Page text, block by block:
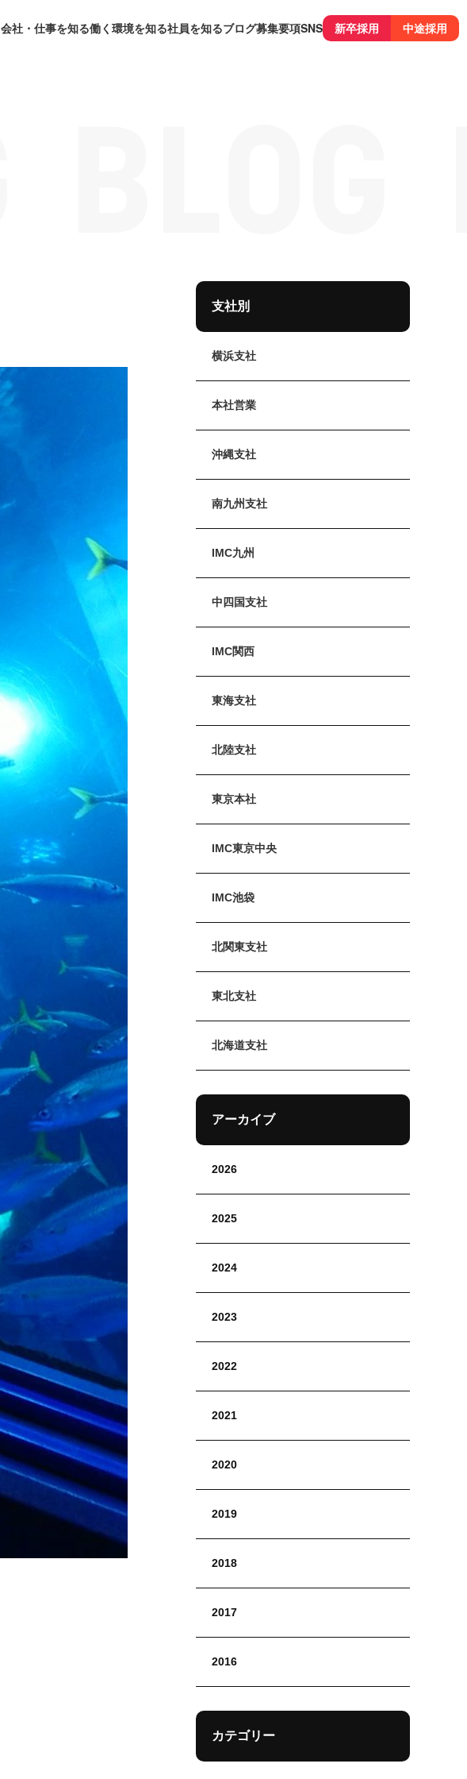
会社・仕事を知る働く環境を知る社員を知るブログ募集要項SNS 新卒採用 中途採用
支社別
横浜支社
本社営業
沖縄支社
南九州支社
IMC九州
中四国支社
IMC関西
東海支社
北陸支社
東京本社
IMC東京中央
IMC池袋
北関東支社
東北支社
北海道支社
アーカイブ
2026
2025
2024
2023
2022
2021
2020
2019
2018
2017
2016
カテゴリー